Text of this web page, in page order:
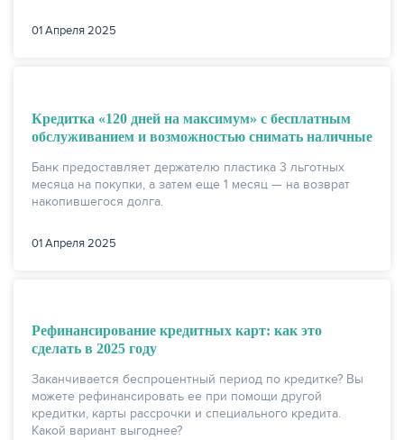
01 Апреля 2025
Кредитка «120 дней на максимум» с бесплатным
обслуживанием и возможностью снимать наличные
Банк предоставляет держателю пластика 3 льготных
месяца на покупки, а затем еще 1 месяц — на возврат
накопившегося долга.
01 Апреля 2025
Рефинансирование кредитных карт: как это
сделать в 2025 году
Заканчивается беспроцентный период по кредитке? Вы
можете рефинансировать ее при помощи другой
кредитки, карты рассрочки и специального кредита.
Какой вариант выгоднее?